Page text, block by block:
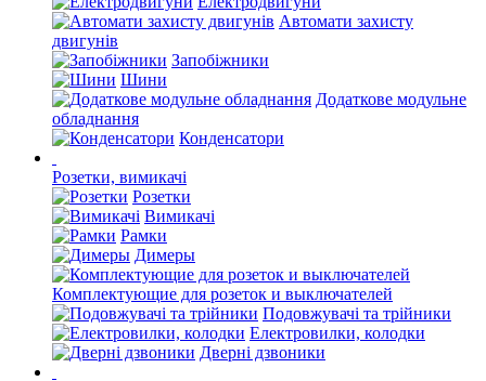
Автомати захисту
двигунів
Запобіжники
Шини
Додаткове модульне
обладнання
Конденсатори
Розетки, вимикачі
Розетки
Вимикачі
Рамки
Димеры
Комплектующие для розеток и выключателей
Подовжувачі та трійники
Електровилки, колодки
Дверні дзвоники